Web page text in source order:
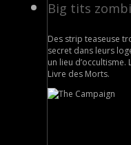
Big tits
Des strip teaseuse
secret dans leurs
un lieu d’occultisme.
Livre des Morts.